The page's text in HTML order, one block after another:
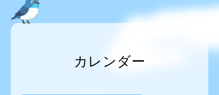
カレンダー